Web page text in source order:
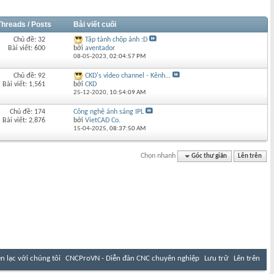
/ Posts Bài viết cuối
Chủ đề: 32
Bài viết: 600
Tập tành chộp ảnh :D
bởiaventador
08-05-2023,02:04:57 PM
Chủ đề: 92
Bài viết: 1,561
CKD's video channel - Kênh...
bởiCKD
25-12-2020, 10:54:09 AM
Chủ đề: 174
Bài viết: 2,876
Công nghệ ánh sáng IPL
bởiVietCAD Co.
15-04-2025,08:37:50 AM
Chọn nhanh Góc thư giãn Lên trên
lạc với chúng tôi CNCProVN - Diễn đàn CNC chuyên nghiệp Lưu trữ Lên trên